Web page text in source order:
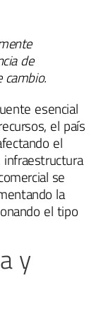
de
esencial
el país
el
se
la
el tipo
y